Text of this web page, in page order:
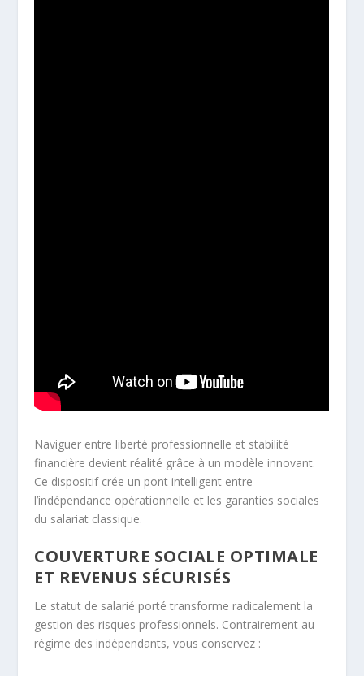
Naviguer entre liberté professionnelle et stabilité
financière devient réalité grâce à un modèle innovant.
Ce dispositif crée un pont intelligent entre
l’indépendance opérationnelle et les garanties sociales
du salariat classique.
COUVERTURE SOCIALE OPTIMALE
ET REVENUS SÉCURISÉS
Le statut de salarié porté transforme radicalement la
gestion des risques professionnels. Contrairement au
régime des indépendants, vous conservez :